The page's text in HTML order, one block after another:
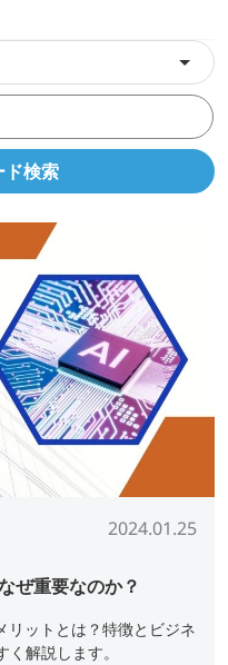
ド検索
2024.01.25
ぜ重要なのか？
リットとは？特徴とビジネ
解説します。